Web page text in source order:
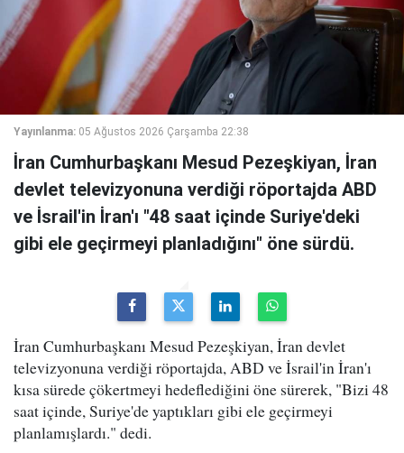
Yayınlanma: 05 Ağustos 2026 Çarşamba 22:38
İran Cumhurbaşkanı Mesud Pezeşkiyan, İran
devlet televizyonuna verdiği röportajda ABD
ve İsrail'in İran'ı "48 saat içinde Suriye'deki
gibi ele geçirmeyi planladığını" öne sürdü.
İran Cumhurbaşkanı Mesud Pezeşkiyan, İran devlet
televizyonuna verdiği röportajda, ABD ve İsrail'in İran'ı
kısa sürede çökertmeyi hedeflediğini öne sürerek, "Bizi 48
saat içinde, Suriye'de yaptıkları gibi ele geçirmeyi
planlamışlardı." dedi.